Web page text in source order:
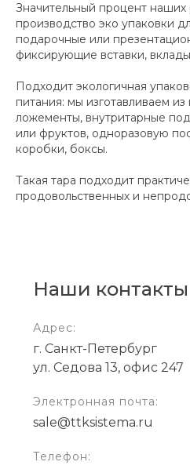
Значительный процент наших
производство эко упаковки
подарочные или
фиксирующие вставки,
Подходит экологичная
питания: мы изготавливаем из
ложементы, внутритарные
или фруктов, одноразовую
коробки, боксы.
Такая тара подходит
продовольственных и
Наши контакты
Адрес:
г. Санкт-Петербург
ул. Седова 13, офис 247
Электронная почта:
sale@ttksistema.ru
Телефон: